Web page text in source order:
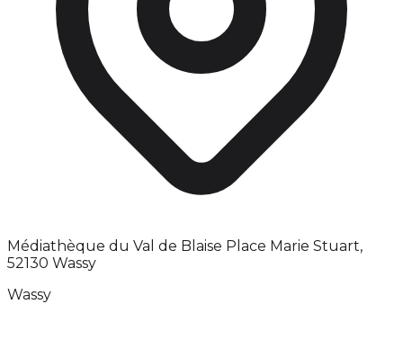
Médiathèque du Val de Blaise Place Marie Stuart,
52130 Wassy
Wassy